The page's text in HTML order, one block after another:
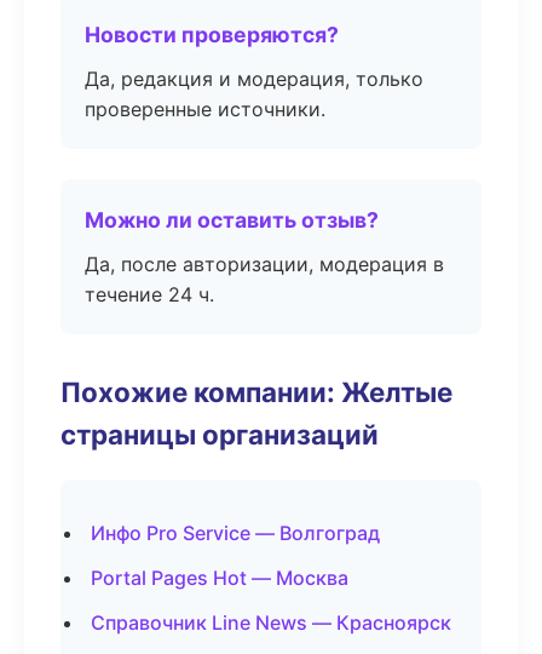
Новости проверяются?
Да, редакция и модерация, только
проверенные источники.
Можно ли оставить отзыв?
Да, после авторизации, модерация в
течение 24 ч.
Похожие компании: Желтые
страницы организаций
Инфо Pro Service — Волгоград
Portal Pages Hot — Москва
Справочник Line News — Красноярск